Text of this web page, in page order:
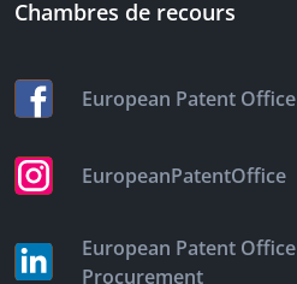
Chambres de recours
European Patent Office
EuropeanPatentOffice
European Patent Office
Procurement